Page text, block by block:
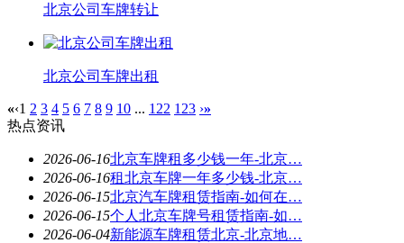
北京公司车牌转让
北京公司车牌出租
«‹1 2 3 4 5 6 7 8 9 10 ... 122 123 ›»
热点资讯
2026-06-16北京车牌租多少钱一年-北京…
2026-06-16租北京车牌一年多少钱-北京…
2026-06-15北京汽车牌租赁指南-如何在…
2026-06-15个人北京车牌号租赁指南-如…
2026-06-04新能源车牌租赁北京-北京地…